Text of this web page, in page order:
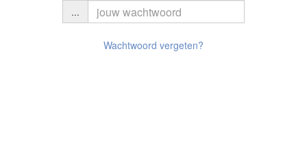
...
Wachtwoord vergeten?
© 2026 Theater aan Zee